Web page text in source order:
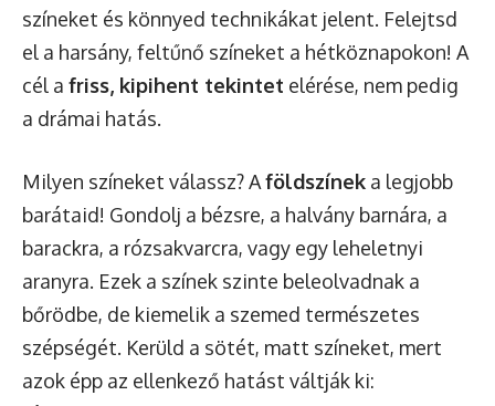
színeket és könnyed technikákat jelent. Felejtsd
el a harsány, feltűnő színeket a hétköznapokon! A
cél a friss, kipihent tekintet elérése, nem pedig
a drámai hatás.
Milyen színeket válassz? Aföldszínek a legjobb
barátaid! Gondolj a bézsre, a halvány barnára, a
barackra, a rózsakvarcra, vagy egy leheletnyi
aranyra. Ezek a színek szinte beleolvadnak a
bőrödbe, de kiemelik a szemed természetes
szépségét. Kerüld a sötét, matt színeket, mert
azok épp az ellenkező hatást váltják ki: